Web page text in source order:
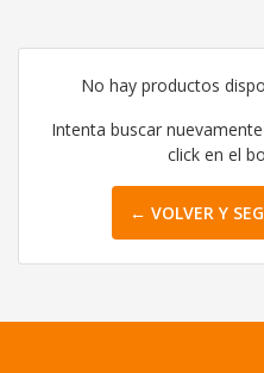
No hay productos
Intenta buscar
click en el
← VOLVER Y